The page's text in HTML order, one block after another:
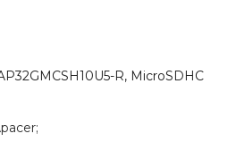
R, MicroSDHC